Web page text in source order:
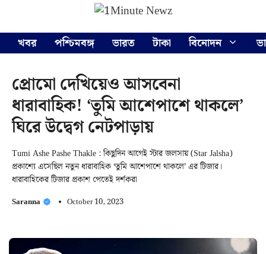
content
খবর
পশ্চিমবঙ্গ ভারত টাকা বিনোদন
প্রোমো দেখিয়েও আসবেনা
ধারাবাহিক! ‘তুমি আশেপাশে থাকলে’
ঘিরে উদ্বেগ নেটপাড়ায়
Tumi Ashe Pashe Thakle : কিছুদিন আগেই স্টার জলসায় (Star Jalsha)
প্রকাশ্যে এসেছিল নতুন ধারাবাহিক ‘তুমি আশেপাশে থাকলে’ এর টিজার।
ধারাবাহিকের টিজার প্রকাশ পেতেই দর্শকরা
Saranna October 10, 2023